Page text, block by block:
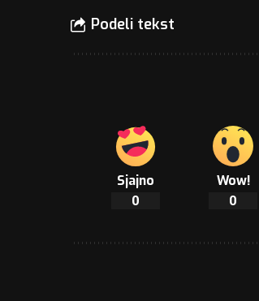
Podeli tekst
Sjajno
0
Wow!
0